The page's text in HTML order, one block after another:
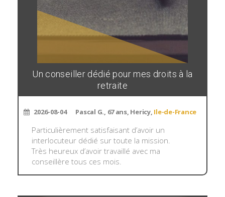
Un conseiller dédié pour mes droits à la
retraite
2026-08-04 Pascal G., 67 ans, Hericy, Ile-de-France
Particulièrement satisfaisant d’avoir un
interlocuteur dédié sur toute la mission.
Très heureux d’avoir travaillé avec ma
conseillère tous ces mois.